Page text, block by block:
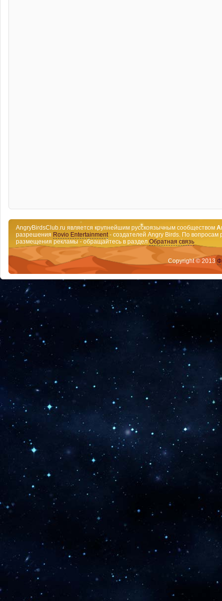
AngryBirdsClub.ru является крупнейшим русскоязычным сообществом
разрешения Rovio Entertainment- создателей Angry Birds. По вопросам
размещения рекламы - обращайтесь в раздел Обратная связь
Copyright © 2013